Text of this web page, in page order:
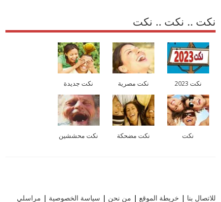
نكت .. نكت .. نكت
نكت 2023 نكت مصرية نكت جديدة
نكت نكت مضحكة نكت محششين
للاتصال بنا | خريطة الموقع | من نحن | سياسة الخصوصية | مراسلي